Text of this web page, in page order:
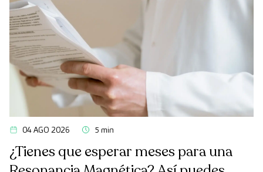
04 AGO 2026 5 min
¿Tienes que esperar meses para una